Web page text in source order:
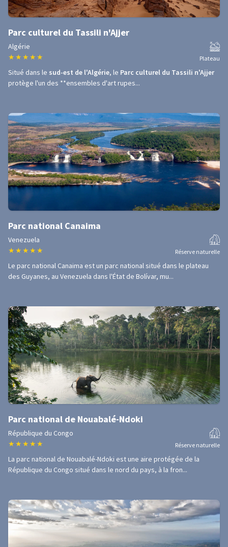
Parc culturel du Tassili n'Ajjer
Algérie
★ ★ ★ ★ ★ Plateau
Situé dans le sud-est de l'Algérie, le Parc culturel du Tassili n'Ajjer
protège l'un des **ensembles d'art rupes...
Parc national Canaima
Venezuela
★ ★ ★ ★ ★ Réserve naturelle
Le parc national Canaima est un parc national situé dans le plateau
des Guyanes, au Venezuela dans l'État de Bolívar, mu...
Parc national de Nouabalé-Ndoki
République du Congo
★ ★ ★ ★ ★ Réserve naturelle
La parc national de Nouabalé-Ndoki est une aire protégée de la
République du Congo situé dans le nord du pays, à la fron...